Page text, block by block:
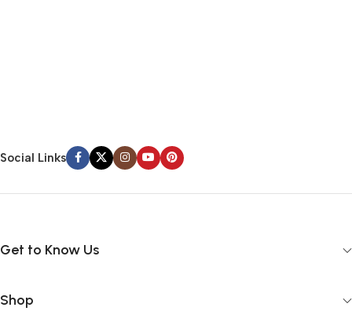
Social Links
Get to Know Us
Shop